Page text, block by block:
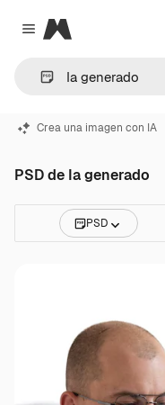
Close menu
Magnific
Crea una imagen con IA
PSD de Ia generado
PSD